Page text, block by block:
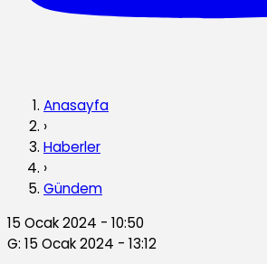
Anasayfa
›
Haberler
›
Gündem
15 Ocak 2024 - 10:50
G: 15 Ocak 2024 - 13:12